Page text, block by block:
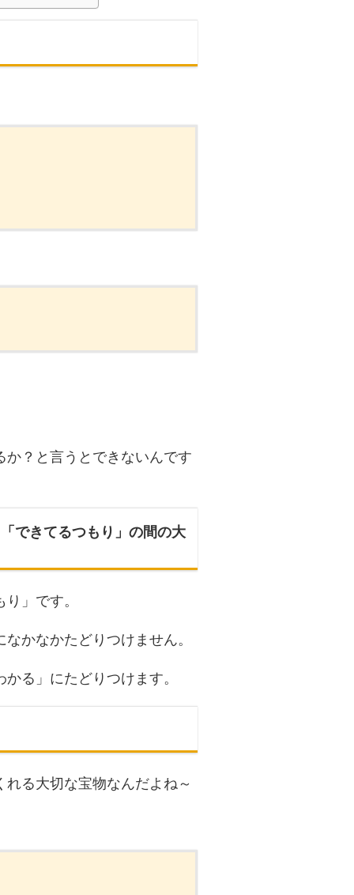
？と言うとできないんです
できてるつもり」の間の大
」です。
かなかたどりつけません。
る」にたどりつけます。
る大切な宝物なんだよね～